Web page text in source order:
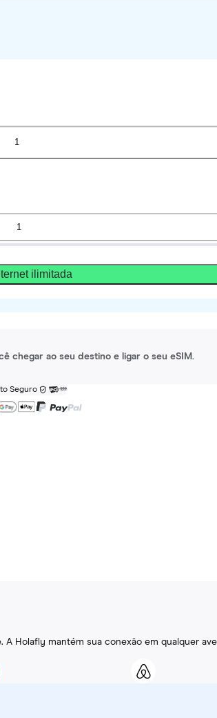
1
ilimitada
chegar ao seu destino e ligar o seu eSIM.
Seguro
A Holafly mantém sua conexão em qualquer